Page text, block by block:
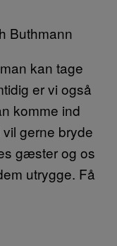
kan tage
er vi også
komme ind
gerne bryde
gæster og os
utrygge. Få